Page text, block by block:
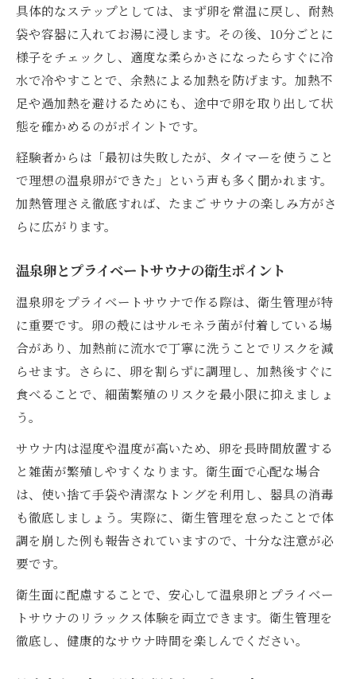
モネラ対策
たまご加熱の基準とサウナでの安全管理ポ
イント
サルモネラ菌から守るためのプライベート
プライベートサウナで安全な卵選びを考え
る
温泉卵の正しい扱い方が生むリラックス効果
ックス法
たまごの扱いで得られるサウナの癒し効果
温泉卵とサウナの相乗効果で心身のケア
正しい温泉卵の扱いが生む安心感と満足感
プライベートサウナでの卵活用によるリフ
レッシュ
プライベートサウナで卵調理時の衛生対策
ポイント
たまご調理とサウナ環境の清潔さを保つ方
法
温泉卵を美味しく安全に仕上げるサウナの
プライベートサウナ利用者が守るべき衛生
ルール
サウナと温泉卵を清潔に楽しむための工夫
具体的なステップとしては、まず卵を常温に戻し、耐熱
袋や容器に入れてお湯に浸します。その後、10分ごとに
様子をチェックし、適度な柔らかさになったらすぐに冷
水で冷やすことで、余熱による加熱を防げます。加熱不
足や過加熱を避けるためにも、途中で卵を取り出して状
態を確かめるのがポイントです。
経験者からは「最初は失敗したが、タイマーを使うこと
で理想の温泉卵ができた」という声も多く聞かれます。
加熱管理さえ徹底すれば、たまご サウナの楽しみ方がさ
らに広がります。
温泉卵とプライベートサウナの衛生ポイント
温泉卵をプライベートサウナで作る際は、衛生管理が特
に重要です。卵の殻にはサルモネラ菌が付着している場
合があり、加熱前に流水で丁寧に洗うことでリスクを減
らせます。さらに、卵を割らずに調理し、加熱後すぐに
食べることで、細菌繁殖のリスクを最小限に抑えましょ
う。
サウナ内は湿度や温度が高いため、卵を長時間放置する
と雑菌が繁殖しやすくなります。衛生面で心配な場合
は、使い捨て手袋や清潔なトングを利用し、器具の消毒
も徹底しましょう。実際に、衛生管理を怠ったことで体
調を崩した例も報告されていますので、十分な注意が必
要です。
衛生面に配慮することで、安心して温泉卵とプライベー
トサウナのリラックス体験を両立できます。衛生管理を
徹底し、健康的なサウナ時間を楽しんでください。